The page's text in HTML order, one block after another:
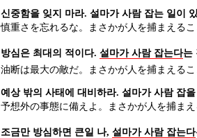
신중함을 잊지 마라. 설마가 사람 잡는 일이
慎重さを忘れるな。まさかが人を捕まえるこ
방심은 최대의 적이다. 설마가 사람 잡는다는
油断は最大の敵だ。まさかが人を捕まえるこ
예상 밖의 사태에 대비하라. 설마가 사람 잡
予想外の事態に備えよ。まさかが人を捕まえ
조금만 방심하면 큰일 나, 설마가 사람 잡는다